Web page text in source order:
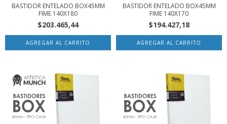
BASTIDOR ENTELADO BOX45MM
FIME 140X180
$203.465,44
BASTIDOR ENTELADO BOX45MM
FIME 140X170
$194.427,18